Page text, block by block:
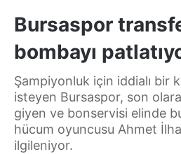
Bursaspor
bombayı
Şampiyonluk için iddialı bir
isteyen Bursaspor, son
giyen ve bonservisi elinde
hücum oyuncusu Ahmet
ilgileniyor.